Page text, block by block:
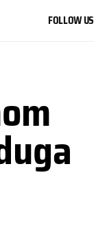
FOLLOW US